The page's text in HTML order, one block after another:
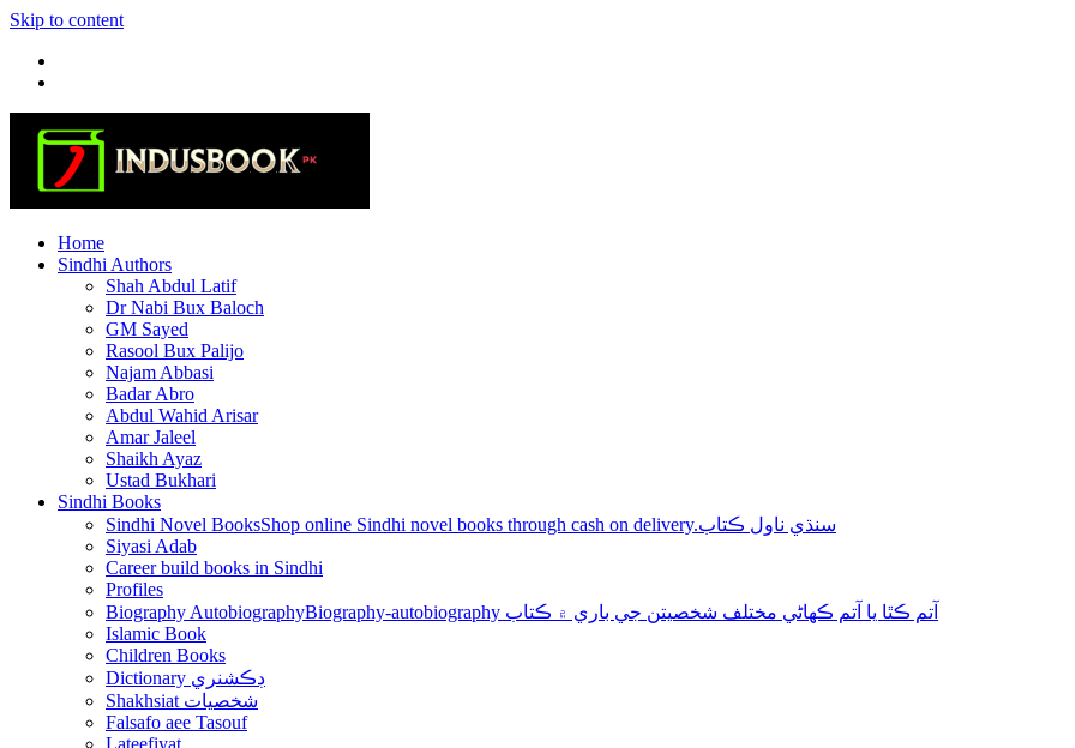
Skip to content
Home
Sindhi Authors
Shah Abdul Latif
Dr Nabi Bux Baloch
GM Sayed
Rasool Bux Palijo
Najam Abbasi
Badar Abro
Abdul Wahid Arisar
Amar Jaleel
Shaikh Ayaz
Ustad Bukhari
Sindhi Books
Sindhi Novel Books
Shop online Sindhi novel books through cash on delivery.سنڌي ناول ڪتاب
Siyasi Adab
Career build books in Sindhi
Profiles
Biography Autobiography
Biography-autobiography آتم ڪٿا يا آتم ڪھاڻي مختلف شخصيتن جي باري ۾ ڪتاب
Islamic Book
Children Books
Dictionary ڊڪشنري
Shakhsiat شخصيات
Falsafo aee Tasouf
Lateefiyat